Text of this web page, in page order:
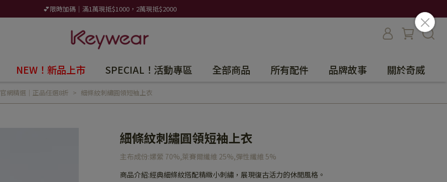
💕限時加碼｜滿1萬現抵$1000，2萬現抵$2000
NEW！新品上市 SPECIAL！活動專區 全部商品 所有配件 品牌故事 關於奇威
官網精選｜正品任選8折 細條紋刺繡圓領短袖上衣
細條紋刺繡圓領短袖上衣
主布成份:嫘縈 70%,萊賽爾纖維 25%,彈性纖維 5%
商品介紹:經典細條紋搭配精緻小刺繡，展現復古活力的休閒風格。